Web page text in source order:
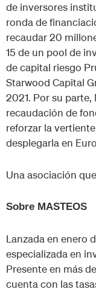
de inversores
ronda de
recaudar 20
15 de un pool de
de capital riesgo
Starwood Capital
2021. Por su
recaudación de
reforzar la
desplegarla en
Una asociación
Sobre MASTEOS
Lanzada en enero
especializada en
Presente en más
cuenta con las